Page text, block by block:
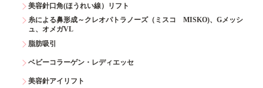
美容針口角(ほうれい線）リフト
糸による鼻形成～クレオパトラノーズ（ミスコ MISKO)、Gメッシ
ュ、オメガVL
脂肪吸引
ベビーコラーゲン・レディエッセ
美容針アイリフト